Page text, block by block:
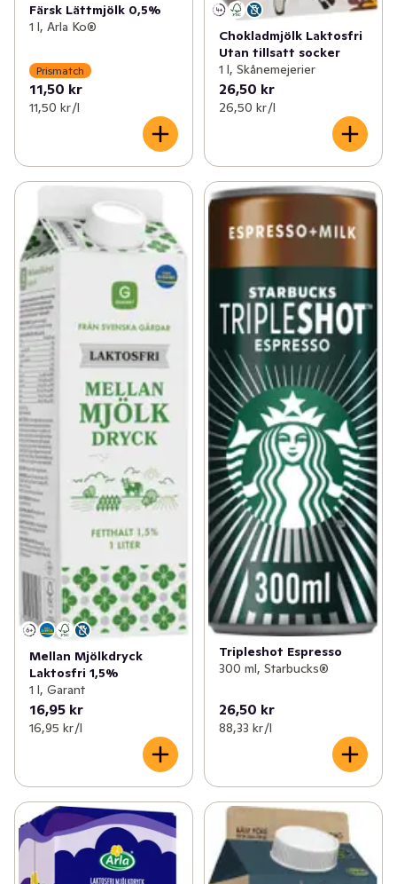
Färsk Lättmjölk 0,5%
1 l, Arla Ko®
Prismatch
11,50 kr
11,50 kr /l
Chokladmjölk Laktosfri
Utan tillsatt socker
1 l, Skånemejerier
26,50 kr
26,50 kr /l
Mellan Mjölkdryck
Laktosfri 1,5%
1 l, Garant
16,95 kr
16,95 kr /l
Tripleshot Espresso
300 ml, Starbucks®
26,50 kr
88,33 kr /l